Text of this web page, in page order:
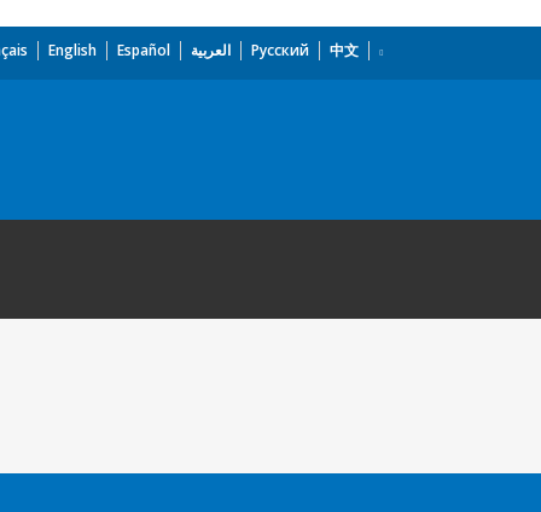
English Español العربية Русский 中文